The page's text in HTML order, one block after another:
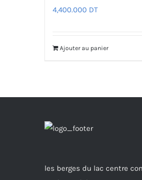
4,400.000 DT
Ajouter au panier
les berges du lac centre